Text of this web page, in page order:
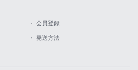
・ 会員登録
・ 発送方法